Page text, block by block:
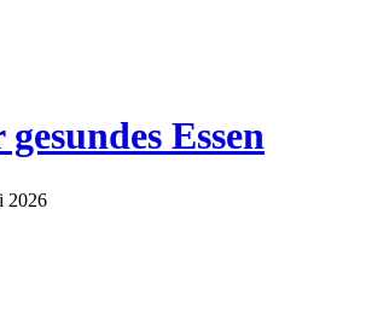
Essen
2026